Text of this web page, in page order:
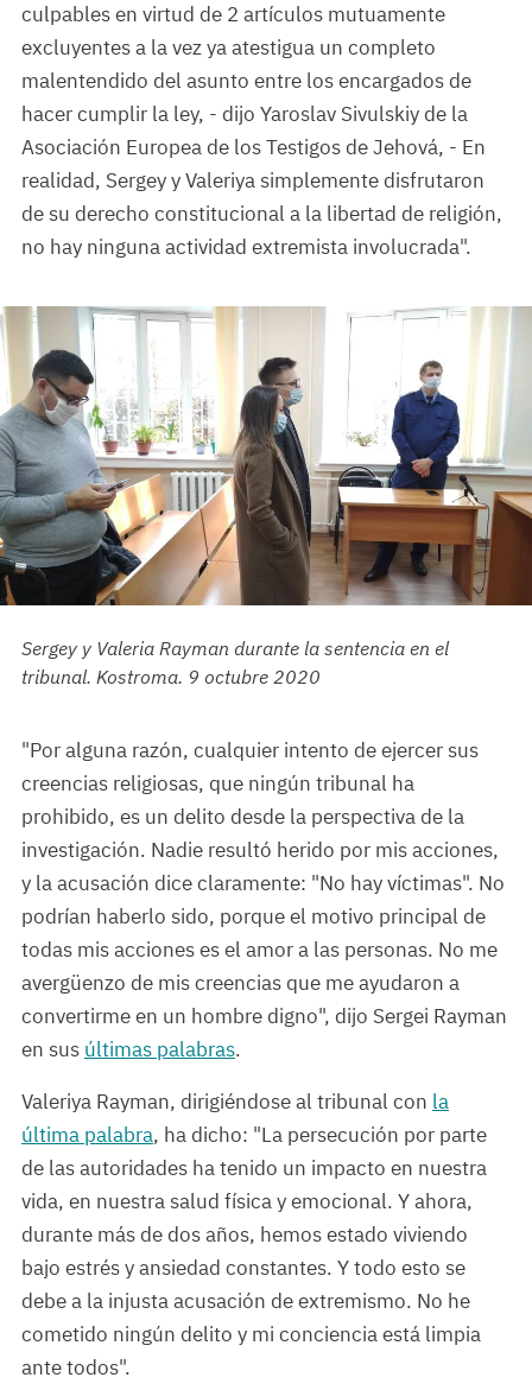
culpables en virtud de 2 artículos mutuamente
excluyentes a la vez ya atestigua un completo
malentendido del asunto entre los encargados de
hacer cumplir la ley, - dijo Yaroslav Sivulskiy de la
Asociación Europea de los Testigos de Jehová, - En
realidad, Sergey y Valeriya simplemente disfrutaron
de su derecho constitucional a la libertad de religión,
no hay ninguna actividad extremista involucrada".
Sergey y Valeria Rayman durante la sentencia en el
tribunal. Kostroma. 9 octubre 2020
"Por alguna razón, cualquier intento de ejercer sus
creencias religiosas, que ningún tribunal ha
prohibido, es un delito desde la perspectiva de la
investigación. Nadie resultó herido por mis acciones,
y la acusación dice claramente: "No hay víctimas". No
podrían haberlo sido, porque el motivo principal de
todas mis acciones es el amor a las personas. No me
avergüenzo de mis creencias que me ayudaron a
convertirme en un hombre digno", dijo Sergei Rayman
en sus últimas palabras.
Valeriya Rayman, dirigiéndose al tribunal con la
última palabra, ha dicho: "La persecución por parte
de las autoridades ha tenido un impacto en nuestra
vida, en nuestra salud física y emocional. Y ahora,
durante más de dos años, hemos estado viviendo
bajo estrés y ansiedad constantes. Y todo esto se
debe a la injusta acusación de extremismo. No he
cometido ningún delito y mi conciencia está limpia
ante todos".